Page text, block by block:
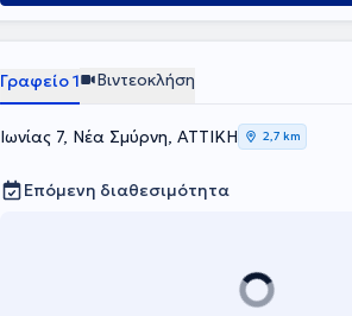
Γραφείο 1 Βιντεοκλήση
Ιωνίας 7, Νέα Σμύρνη, ΑΤΤΙΚΗ 2,7 km
Επόμενη διαθεσιμότητα